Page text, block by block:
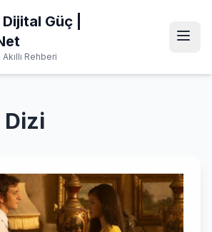
Güç |
Rehberi
Dizi